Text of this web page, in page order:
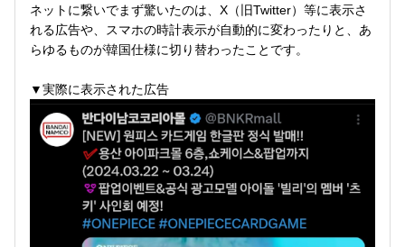
ネットに繋いでまず驚いたのは、X（旧Twitter）等に表示さ
れる広告や、スマホの時計表示が自動的に変わったりと、あ
らゆるものが韓国仕様に切り替わったことです。
▼実際に表示された広告